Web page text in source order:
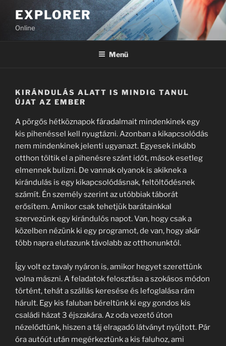
EXPLORER
Online
Menü
KIRÁNDULÁS ALATT IS MINDIG TANUL
ÚJAT AZ EMBER
A pörgős hétköznapok fáradalmait mindenkinek egy
kis pihenéssel kell nyugtázni. Azonban a kikapcsolódás
nem mindenkinek jelenti ugyanazt. Egyesek inkább
otthon töltik el a pihenésre szánt időt, mások esetleg
elmennek bulizni. De vannak olyanok is akiknek a
kirándulás is egy kikapcsolódásnak, feltöltődésnek
számít. Én személy szerint az utóbbiak táborát
erősítem. Amikor csak tehetjük barátainkkal
szervezünk egy kirándulós napot. Van, hogy csak a
közelben nézünk ki egy programot, de van, hogy akár
több napra elutazunk távolabb az otthonunktól.
Így volt ez tavaly nyáron is, amikor hegyet szerettünk
volna mászni. A feladatok felosztása a szokásos módon
történt, tehát a szállás keresése és lefoglalása rám
hárult. Egy kis faluban béreltünk ki egy gondos kis
családi házat 3 éjszakára. Az oda vezető úton
nézelődtünk, hiszen a táj elragadó látványt nyújtott. Pár
óra autóút után megérkeztünk a kis faluhoz, ami